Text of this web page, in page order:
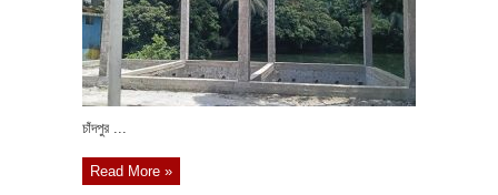
চাঁদপুর ...
Read More »